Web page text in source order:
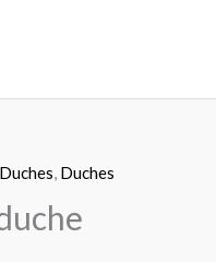
, Duches